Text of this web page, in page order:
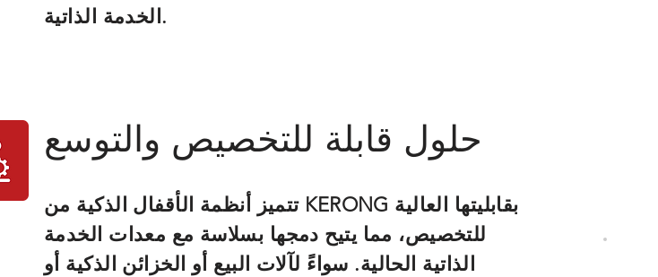
الخدمة الذاتية.
حلول قابلة للتخصيص والتوسع
تتميز أنظمة الأقفال الذكية من KERONG بقابليتها العالية
للتخصيص، مما يتيح دمجها بسلاسة مع معدات الخدمة
الذاتية الحالية. سواءً لآلات البيع أو الخزائن الذكية أو